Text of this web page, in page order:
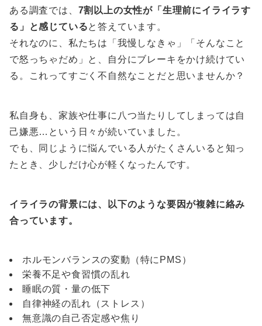
ある調査では、 7割以上の女性が「生理前にイライラす
る」と感じていると答えています。
それなのに、私たちは「我慢しなきゃ」「そんなこと
で怒っちゃだめ」と、自分にブレーキをかけ続けてい
る。これってすごく不自然なことだと思いませんか？
私自身も、家族や仕事に八つ当たりしてしまっては自
己嫌悪…という日々が続いていました。
でも、同じように悩んでいる人がたくさんいると知っ
たとき、少しだけ心が軽くなったんです。
イライラの背景には、以下のような要因が複雑に絡み
合っています。
ホルモンバランスの変動（特にPMS）
栄養不足や食習慣の乱れ
睡眠の質・量の低下
自律神経の乱れ（ストレス）
無意識の自己否定感や焦り